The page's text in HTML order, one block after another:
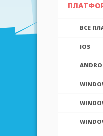
ВСЕ
IOS